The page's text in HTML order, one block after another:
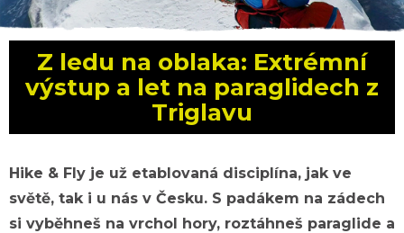
Z ledu na oblaka: Extrémní
výstup a let na paraglidech z
Triglavu
Hike & Fly je už etablovaná disciplína, jak ve
světě, tak i u nás v Česku. S padákem na zádech
si vyběhneš na vrchol hory, roztáhneš paraglide a
t
ř
b
j
e
t
e